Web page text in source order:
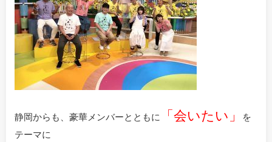
静岡からも、豪華メンバーとともに 「会いたい」
を
テーマに